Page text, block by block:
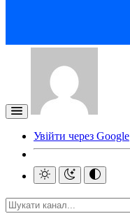
Увійти через Google